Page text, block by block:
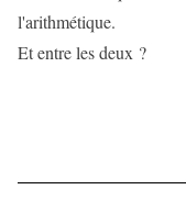
l'arithmétique.
Et entre les deux ?